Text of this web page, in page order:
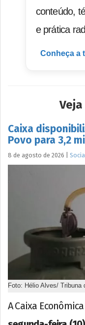
conteúdo,
e prática
Conheça a
Caixa
Povo para 3,2
8 de agosto de 2026
Foto: Hélio Alves/ Tribuna
A Caixa